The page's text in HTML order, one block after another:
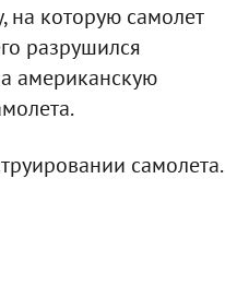
на которую самолет
разрушился
американскую
самолета.